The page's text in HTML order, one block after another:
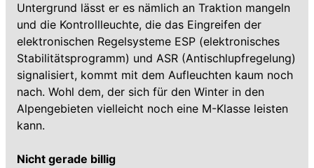
Untergrund lässt er es nämlich an Traktion mangeln
und die Kontrollleuchte, die das Eingreifen der
elektronischen Regelsysteme ESP (elektronisches
Stabilitätsprogramm) und ASR (Antischlupfregelung)
signalisiert, kommt mit dem Aufleuchten kaum noch
nach. Wohl dem, der sich für den Winter in den
Alpengebieten vielleicht noch eine M-Klasse leisten
kann.
Nicht gerade billig